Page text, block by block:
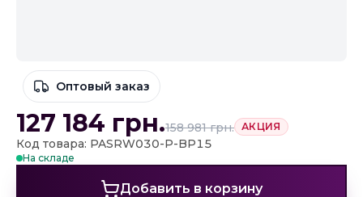
Оптовый заказ
127 184 грн.158 981грн. АКЦИЯ
Код товара: PASRW030-P-BP15
На складе
Добавить в корзину